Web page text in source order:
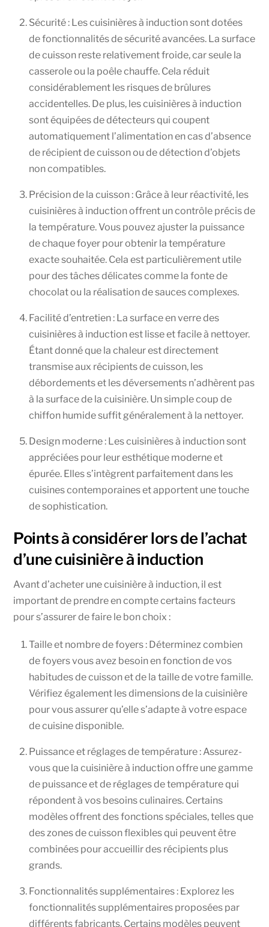
Sécurité : Les cuisinières à induction sont dotées
de fonctionnalités de sécurité avancées. La surface
de cuisson reste relativement froide, car seule la
casserole ou la poêle chauffe. Cela réduit
considérablement les risques de brûlures
accidentelles. De plus, les cuisinières à induction
sont équipées de détecteurs qui coupent
automatiquement l’alimentation en cas d’absence
de récipient de cuisson ou de détection d’objets
non compatibles.
Précision de la cuisson : Grâce à leur réactivité, les
cuisinières à induction offrent un contrôle précis de
la température. Vous pouvez ajuster la puissance
de chaque foyer pour obtenir la température
exacte souhaitée. Cela est particulièrement utile
pour des tâches délicates comme la fonte de
chocolat ou la réalisation de sauces complexes.
Facilité d’entretien : La surface en verre des
cuisinières à induction est lisse et facile à nettoyer.
Étant donné que la chaleur est directement
transmise aux récipients de cuisson, les
débordements et les déversements n’adhèrent pas
à la surface de la cuisinière. Un simple coup de
chiffon humide suffit généralement à la nettoyer.
Design moderne : Les cuisinières à induction sont
appréciées pour leur esthétique moderne et
épurée. Elles s’intègrent parfaitement dans les
cuisines contemporaines et apportent une touche
de sophistication.
Points à considérer lors de l’achat
d’une cuisinière à induction
Avant d’acheter une cuisinière à induction, il est
important de prendre en compte certains facteurs
pour s’assurer de faire le bon choix :
Taille et nombre de foyers : Déterminez combien
de foyers vous avez besoin en fonction de vos
habitudes de cuisson et de la taille de votre famille.
Vérifiez également les dimensions de la cuisinière
pour vous assurer qu’elle s’adapte à votre espace
de cuisine disponible.
Puissance et réglages de température : Assurez-
vous que la cuisinière à induction offre une gamme
de puissance et de réglages de température qui
répondent à vos besoins culinaires. Certains
modèles offrent des fonctions spéciales, telles que
des zones de cuisson flexibles qui peuvent être
combinées pour accueillir des récipients plus
grands.
Fonctionnalités supplémentaires : Explorez les
fonctionnalités supplémentaires proposées par
différents fabricants. Certains modèles peuvent